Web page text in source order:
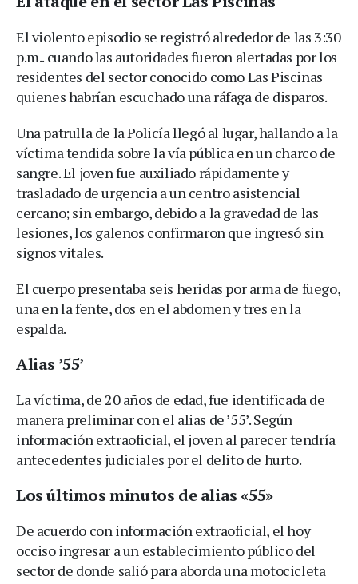
El violento episodio se registró alrededor de las 3:30
p.m.. cuando las autoridades fueron alertadas por los
residentes del sector conocido como Las Piscinas
quienes habrían escuchado una ráfaga de disparos.
Una patrulla de la Policía llegó al lugar, hallando a la
víctima tendida sobre la vía pública en un charco de
sangre. El joven fue auxiliado rápidamente y
trasladado de urgencia a un centro asistencial
cercano; sin embargo, debido a la gravedad de las
lesiones, los galenos confirmaron que ingresó sin
signos vitales.
El cuerpo presentaba seis heridas por arma de fuego,
una en la fente, dos en el abdomen y tres en la
espalda.
Alias ’55’
La víctima, de 20 años de edad, fue identificada de
manera preliminar con el alias de ’55’. Según
información extraoficial, el joven al parecer tendría
antecedentes judiciales por el delito de hurto.
Los últimos minutos de alias «55»
De acuerdo con información extraoficial, el hoy
occiso ingresar a un establecimiento público del
sector de donde salió para aborda una motocicleta